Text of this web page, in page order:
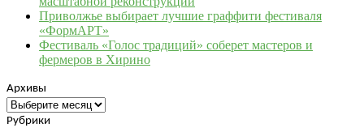
Приволжье выбирает лучшие граффити фестиваля
«ФормАРТ»
Фестиваль «Голос традиций» соберет мастеров и
фермеров в Хирино
Архивы
Архивы
Рубрики